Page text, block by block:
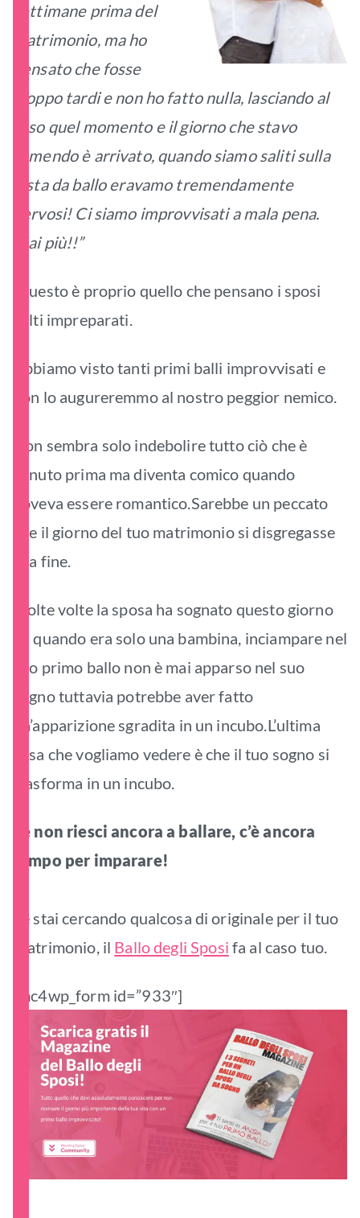
settimane prima del
matrimonio, ma ho
pensato che fosse
troppo tardi e non ho fatto nulla, lasciando al
caso quel momento e il giorno che stavo
temendo è arrivato, quando siamo saliti sulla
pista da ballo eravamo tremendamente
nervosi! Ci siamo improvvisati a mala pena.
Mai più!!”
Questo è proprio quello che pensano i sposi
colti impreparati.
Abbiamo visto tanti primi balli improvvisati e
non lo augureremmo al nostro peggior nemico.
Non sembra solo indebolire tutto ciò che è
venuto prima ma diventa comico quando
doveva essere romantico.Sarebbe un peccato
che il giorno del tuo matrimonio si disgregasse
alla fine.
Molte volte la sposa ha sognato questo giorno
da quando era solo una bambina, inciampare nel
suo primo ballo non è mai apparso nel suo
sogno tuttavia potrebbe aver fatto
un’apparizione sgradita in un incubo.L’ultima
cosa che vogliamo vedere è che il tuo sogno si
trasforma in un incubo.
Se non riesci ancora a ballare, c’è ancora
tempo per imparare!
Se stai cercando qualcosa di originale per il tuo
Matrimonio, il Ballo degli Sposi fa al caso tuo.
[mc4wp_form id=”933″]